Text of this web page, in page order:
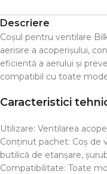
Descriere
Coșul pentru ventilare
aerisire a acoperișului,
eficientă a aerului și
compatibil cu toate
Caracteristici
Utilizare: Ventilarea
Conținut pachet: Coș de
butilică de etanșare,
Compatibilitate: Toate